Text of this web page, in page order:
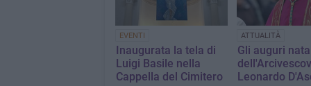
EVENTI
Inaugurata la tela di
Luigi Basile nella
Cappella del Cimitero
ATTUALITÀ
Gli auguri
Leonardo